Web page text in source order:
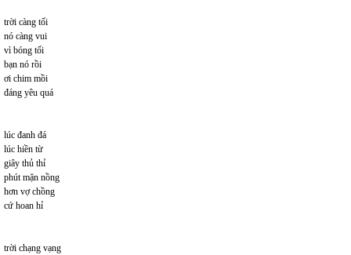
trời càng tối
nó càng vui
vì bóng tối
bạn nó rồi
ơi chim mồi
đáng yêu quá
lúc đanh đá
lúc hiền từ
giây thủ thỉ
phút mặn nồng
hơn vợ chồng
cứ hoan hỉ
trời chạng vạng